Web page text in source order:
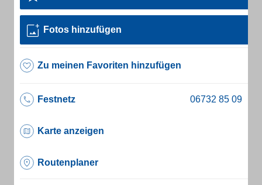
Fotos hinzufügen
Zu meinen Favoriten hinzufügen
Festnetz
Karte anzeigen
Routenplaner